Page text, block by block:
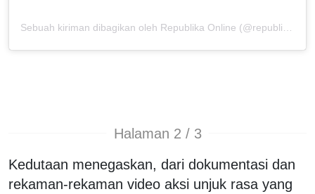
Sebuah kiriman dibagikan oleh Republika Online (@republikaonline)
Halaman 2 / 3
Kedutaan menegaskan, dari dokumentasi dan
rekaman-rekaman video aksi unjuk rasa yang